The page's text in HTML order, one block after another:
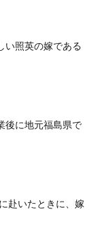
い照英の嫁である
後に地元福島県で
赴いたときに、嫁